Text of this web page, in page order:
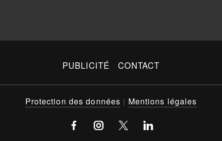
PUBLICITÉ CONTACT
Protection des données | Mentions légales